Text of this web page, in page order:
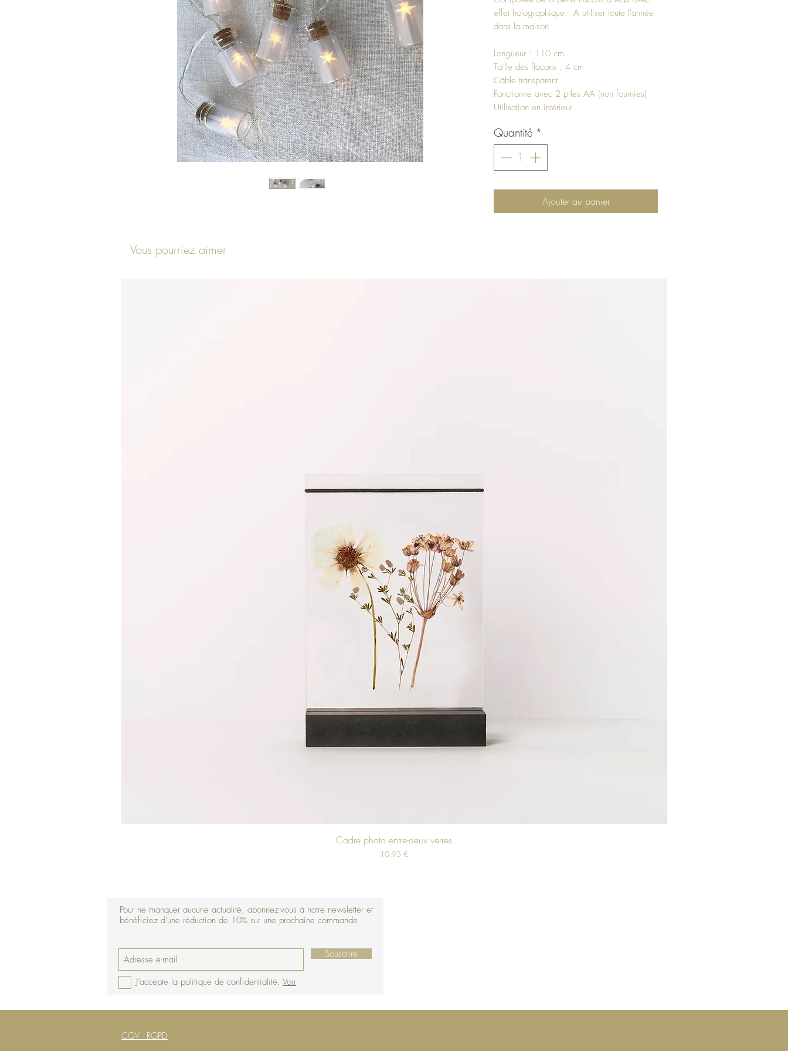
effet holographique. A utiliser toute l'année
dans la maison
Longueur : 110 cm
Taille des flacons : 4 cm
Câble transparent
Fonctionne avec 2 piles AA (non fournies)
Utilisation en intérieur
Quantité *
Ajouter au panier
Vous pourriez aimer
Cadre photo entre-deux verres
Prix
10,95 €
Pour ne manquer aucune actualité, abonnez-vous à notre newsletter et
bénéficiez d'une réduction de 10% sur une prochaine commande
Souscrire
J’accepte la politique de confidentialité. Voir
CGV - RGPD